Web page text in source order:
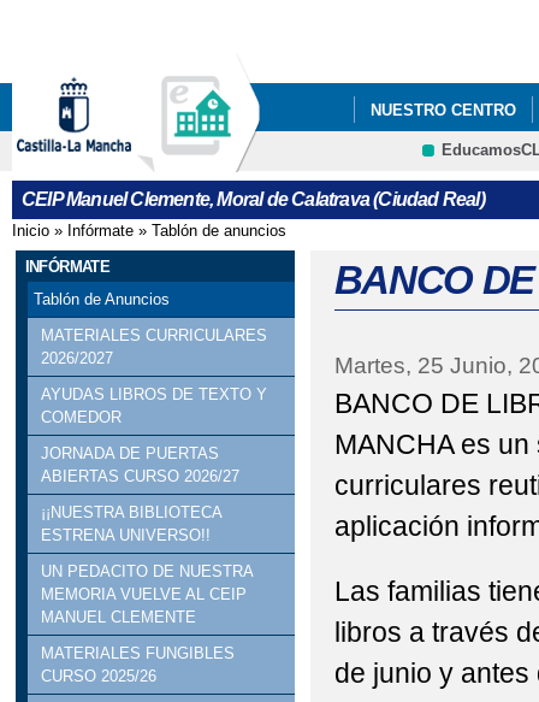
NUESTRO CENTRO
NUEVA MEJORA EN
VIII TORNEO
CRFP
CEIP Manuel Clemente, Moral de Calatrava (Ciudad Real)
Se encuentra usted aquí
Inicio » Infórmate » Tablón de anuncios
INFÓRMATE
Tablón de Anuncios
MATERIALES CURRICULARES
2026/2027
AYUDAS LIBROS DE TEXTO Y
COMEDOR
JORNADA DE PUERTAS
ABIERTAS CURSO 2026/27
¡¡NUESTRA BIBLIOTECA
ESTRENA UNIVERSO!!
UN PEDACITO DE NUESTRA
MEMORIA VUELVE AL CEIP
MANUEL CLEMENTE
MATERIALES FUNGIBLES
CURSO 2025/26
BANCO
Martes, 25 Junio,
BANCO DE
MANCHA es
curriculares
aplicación
Las familias
libros a través
de junio y